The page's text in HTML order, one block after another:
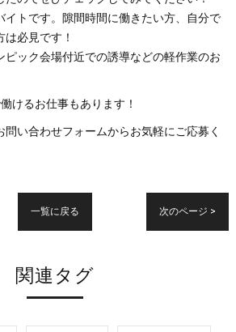
イトです。隙間時間に働きたい方、自分で
必見です！
ピック会場付近での誘導などの軽作業のお
けるお仕事もあります！
い合わせフォームからお気軽にご応募く
一覧に戻る 次のページ >
関連タグ